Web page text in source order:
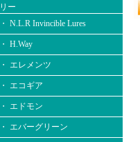
リー
・ N.L.R Invincible Lures
・ H.Way
・ エレメンツ
・ エコギア
・ エドモン
・ エバーグリーン